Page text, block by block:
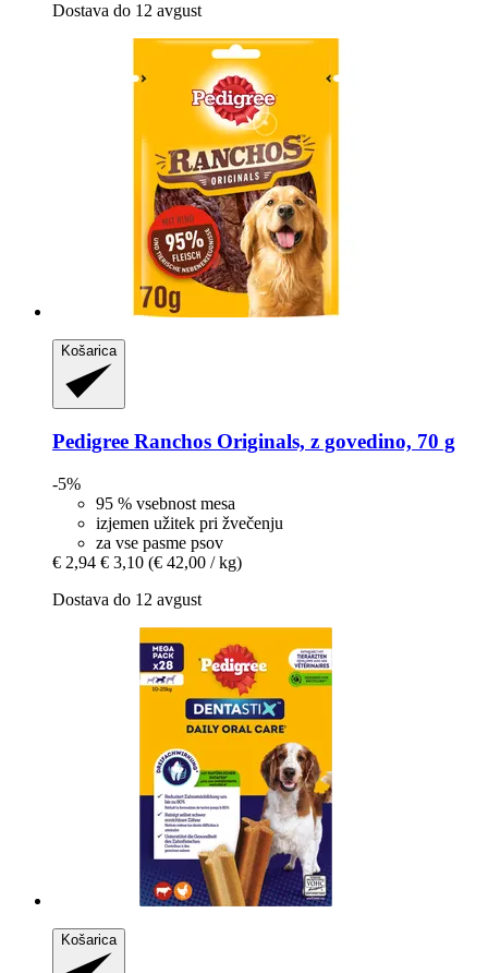
Dostava do 12 avgust
Košarica
Pedigree Ranchos Originals, z govedino, 70 g
-5%
95 % vsebnost mesa
izjemen užitek pri žvečenju
za vse pasme psov
€ 2,94 € 3,10 (€ 42,00 / kg)
Dostava do 12 avgust
Košarica